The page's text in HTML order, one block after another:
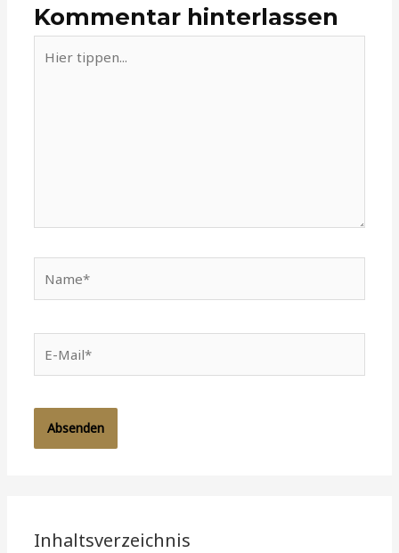
Kommentar hinterlassen
tippen...
Mail*
Inhaltsverzeichnis